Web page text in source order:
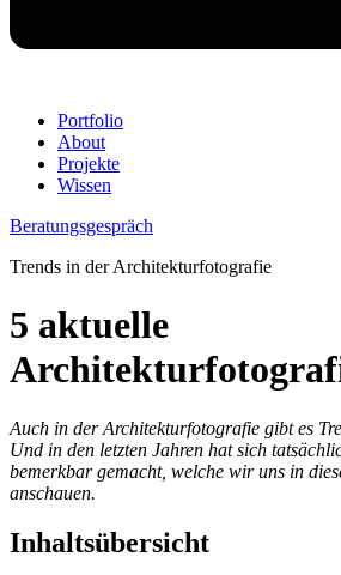
Portfolio
About
Projekte
Wissen
Beratungsgespräch
Trends in der Architekturfotografie
5 aktuelle
Auch in der Architekturfotografie gibt es
Und in den letzten Jahren hat sich
bemerkbar gemacht, welche wir uns in
anschauen.
Inhaltsübersicht